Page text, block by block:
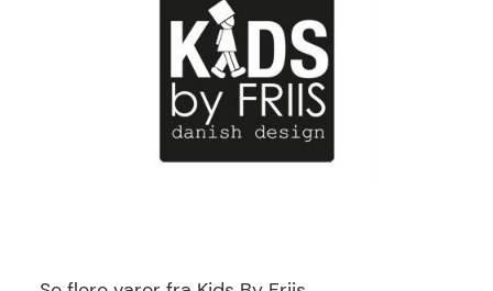
5704653001838